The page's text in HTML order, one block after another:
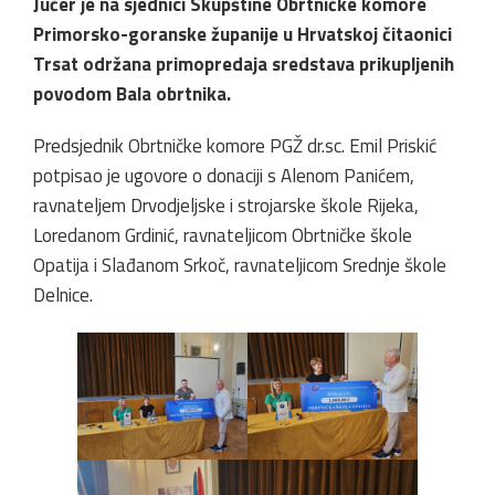
Primorsko-goranske županije u Hrvatskoj čitaonici
Trsat održana primopredaja sredstava prikupljenih
povodom Bala obrtnika.
Predsjednik Obrtničke komore PGŽ dr.sc. Emil Priskić
potpisao je ugovore o donaciji s Alenom Panićem,
ravnateljem Drvodjeljske i strojarske škole Rijeka,
Loredanom Grdinić, ravnateljicom Obrtničke škole
Opatija i Slađanom Srkoč, ravnateljicom Srednje škole
Delnice.